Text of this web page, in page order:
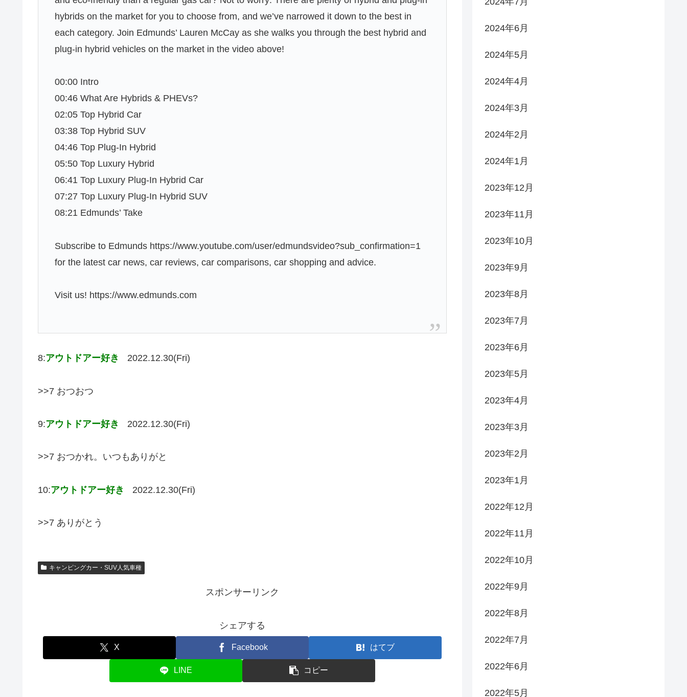
hybrids on the market for you to choose from, and we’ve narrowed it down to the best in
each category. Join Edmunds’ Lauren McCay as she walks you through the best hybrid and
plug-in hybrid vehicles on the market in the video above!
00:00 Intro
00:46 What Are Hybrids & PHEVs?
02:05 Top Hybrid Car
03:38 Top Hybrid SUV
04:46 Top Plug-In Hybrid
05:50 Top Luxury Hybrid
06:41 Top Luxury Plug-In Hybrid Car
07:27 Top Luxury Plug-In Hybrid SUV
08:21 Edmunds’ Take
Subscribe to Edmunds https://www.youtube.com/user/edmundsvideo?sub_confirmation=1
for the latest car news, car reviews, car comparisons, car shopping and advice.
Visit us! https://www.edmunds.com
8:アウトドアー好き 2022.12.30(Fri)
>>7 おつおつ
9:アウトドアー好き 2022.12.30(Fri)
>>7 おつかれ。いつもありがと
10:アウトドアー好き 2022.12.30(Fri)
>>7 ありがとう
キャンピングカー・SUV人気車種
スポンサーリンク
シェアする
X Facebook はてブ
LINE コピー
2024年6月
2024年5月
2024年4月
2024年3月
2024年2月
2024年1月
2023年12月
2023年11月
2023年10月
2023年9月
2023年8月
2023年7月
2023年6月
2023年5月
2023年4月
2023年3月
2023年2月
2023年1月
2022年12月
2022年11月
2022年10月
2022年9月
2022年8月
2022年7月
2022年6月
2022年5月